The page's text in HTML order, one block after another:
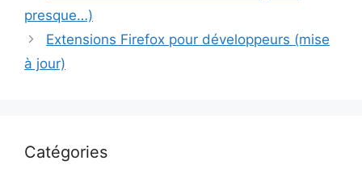
presque…)
Extensions Firefox pour développeurs (mise
à jour)
Catégories